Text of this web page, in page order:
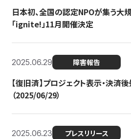
日本初、全国の認定NPOが集う大
「ignite!」11月開催決定
2025.06.29 障害報告
【復旧済】プロジェクト表示・決済
（2025/06/29）
2025.06.23 プレスリリース